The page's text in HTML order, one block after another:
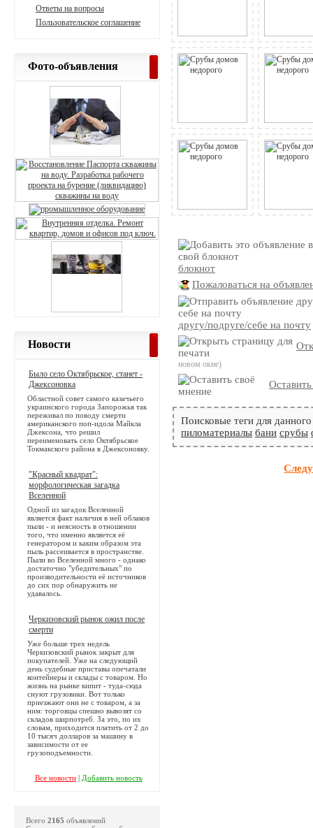
блокнот
Пожаловаться на
другу/подруге/себе на почту
новом окне)
Поисковые теги для
пиломатериалы бани срубы
Ответы на вопросы
Пользовательское соглашение
Фото-объявления
Новости
Было село Октябрьское, станет -
Джексоновка
Областной совет самого казачьего
украинского города Запорожья так
переживал по поводу смерти
американского поп-идола Майкла
Джексона, что решил
переименовать село Октябрьское
Токмакского района в Джексоновку.
"Красный квадрат":
морфологическая загадка
Вселенной
Одной из загадок Вселенной
является факт наличия в ней облаков
пыли - и неясность в отношении
того, что именно является её
генератором и каким образом эта
пыль рассеивается в пространстве.
Пыли во Вселенной много - однако
достаточно "убедительных" по
производительности её источников
до сих пор обнаружить не
удавалось.
Черкизовский рынок ожил после
смерти
Уже больше трех недель
Черкизовский рынок закрыт для
покупателей. Уже на следующий
день судебные приставы опечатали
контейнеры и склады с товаром. Но
жизнь на рынке кипит - туда-сюда
снуют грузовики. Вот только
приезжают они не с товаром, а за
ним: торговцы спешно вывозят со
складов ширпотреб. За это, по их
словам, приходится платить от 2 до
10 тысяч долларов за машину в
зависимости от ее
грузоподъемности.
Все новости| Добавить новость
Всего 2165 объявлений